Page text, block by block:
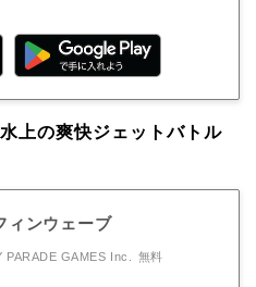
上の爽快ジェットバトル
ィンウェーブ
PARADE GAMES Inc. 無料